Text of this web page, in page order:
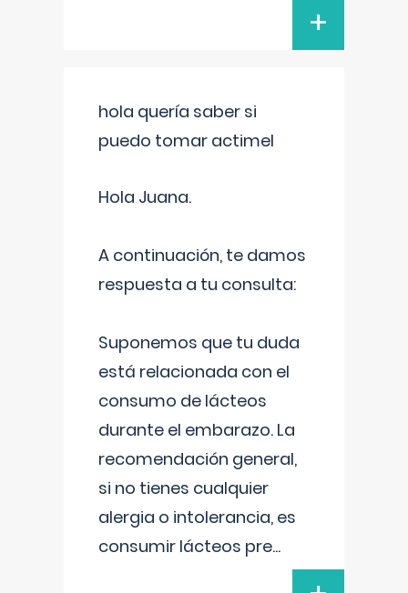
+
hola quería saber si
puedo tomar actimel
Hola Juana.
A continuación, te damos
respuesta a tu consulta:
Suponemos que tu duda
está relacionada con el
consumo de lácteos
durante el embarazo. La
recomendación general,
si no tienes cualquier
alergia o intolerancia, es
consumir lácteos pre...